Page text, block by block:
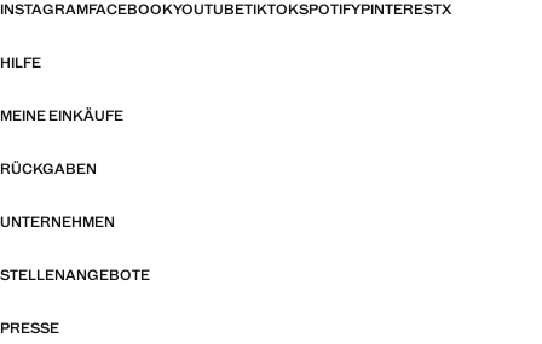
INSTAGRAMFACEBOOKYOUTUBETIKTOKSPOTIFYPINTERESTX
HILFE
MEINE EINKÄUFE
RÜCKGABEN
UNTERNEHMEN
STELLENANGEBOTE
PRESSE